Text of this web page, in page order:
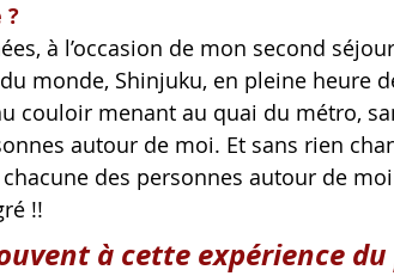
?
à l’occasion de mon second
monde, Shinjuku, en pleine heure
couloir menant au quai du métro,
autour de moi. Et sans rien
des personnes autour de
!!
à cette expérience